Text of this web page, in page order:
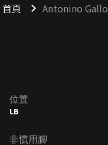
首頁 Antonino Gallo
位置
LB
非慣用腳